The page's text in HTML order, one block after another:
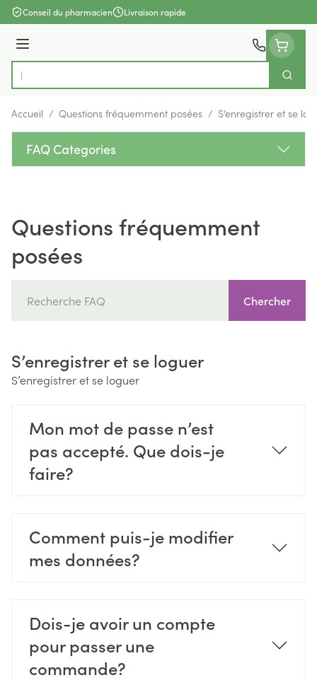
Aller au contenu
Conseil du pharmacien Livraison rapide
Menu
Rechercher
Accueil / Questions fréquemment posées / S’enregistrer et se
FAQ Categories
Questions fréquemment
posées
Chercher
S’enregistrer et se loguer
S’enregistrer et se loguer
Mon mot de passe n’est
pas accepté. Que dois-je
faire?
Comment puis-je modifier
mes données?
Dois-je avoir un compte
pour passer une
commande?